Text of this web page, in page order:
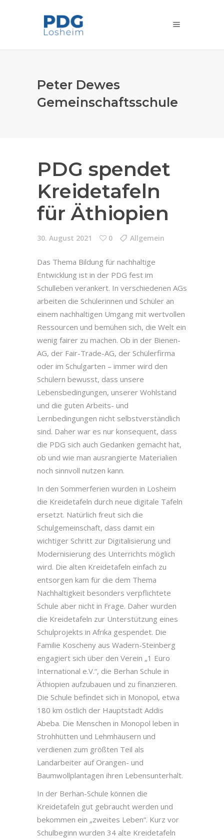
Peter Dewes
Gemeinschaftsschule
PDG spendet
Kreidetafeln
für Äthiopien
30. August 2021 0 Allgemein
Das Thema Bildung für nachhaltige
Entwicklung ist in der PDG fest im
Schulleben verankert. In verschiedenen AGs
arbeiten die Schülerinnen und Schüler an
einem nachhaltigen Umgang mit wertvollen
Ressourcen und bemühen sich, die Welt ein
wenig fairer zu machen. Ob in der Bienen-
AG, der Fair-Trade-AG, der Schülerfirma
oder im Schulgarten – immer wird den
Schülern bewusst, dass unsere
Lebensbedingungen, unserer Wohlstand
und die guten Arbeits- und
Lernbedingungen nicht selbstverständlich
sind. Daher war es nur konsequent, dass
die PDG sich auch Gedanken gemacht hat,
ob und wie man ausrangierte Materialien
noch sinnvoll nutzen kann.
In den Sommerferien wurden in Losheim
die Kreidetafeln durch neue digitale Tafeln
ersetzt. Natürlich freut sich die
Schulgemeinschaft, dass damit ein
wichtiger Schritt zur Digitalisierung und
Modernisierung des Unterrichts möglich
wird. Die alten Kreidetafeln einfach zu
entsorgen kam für die dem Thema
Nachhaltigkeit besonders verpflichtete
Schule aber nicht in Frage. Daher wurden
die Kreidetafeln zur Unterstützung eines
Schulprojekts in Afrika gespendet. Die
Familie Koscheny aus Wadern-Steinberg
engagiert sich über den Verein „1 Euro
International e.V.“, die Berhan Schule in
Äthiopien aufzubauen und zu finanzieren.
Die Schule befindet sich in Monopol, etwa
180 km östlich der Hauptstadt Addis
Abeba. Die Menschen in Monopol leben in
Strohhütten und Lehmhäusern und
verdienen zum größten Teil als
Landarbeiter auf Orangen- und
Baumwollplantagen ihren Lebensunterhalt.
In der Berhan-Schule können die
Kreidetafeln gut gebraucht werden und
bekommen ein „zweites Leben“. Kurz vor
Schulbeginn wurden 34 alte Kreidetafeln